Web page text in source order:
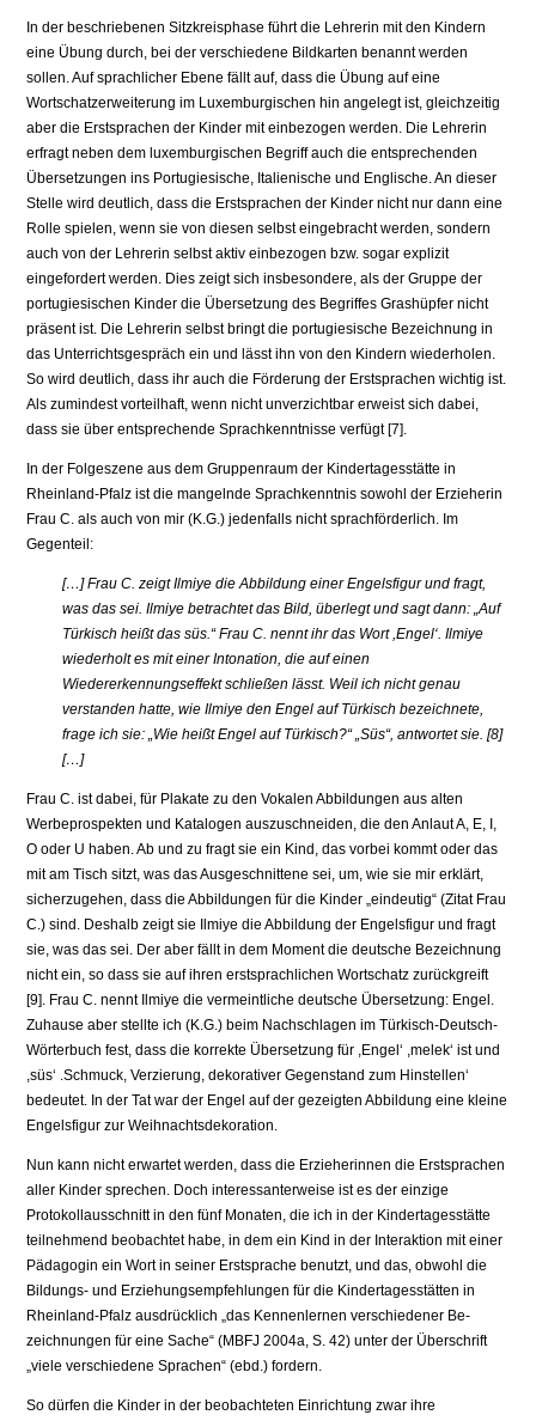
In der beschriebenen Sitzkreisphase führt die Lehrerin mit den Kindern
eine Übung durch, bei der verschiedene Bildkarten benannt werden
sollen. Auf sprachlicher Ebene fällt auf, dass die Übung auf eine
Wortschatzerweiterung im Luxemburgi­schen hin angelegt ist, gleichzeitig
aber die Erstsprachen der Kinder mit einbezogen werden. Die Lehrerin
erfragt neben dem luxemburgischen Begriff auch die entspre­chenden
Übersetzungen ins Portugiesische, Italienische und Englische. An dieser
Stelle wird deutlich, dass die Erstsprachen der Kinder nicht nur dann eine
Rolle spielen, wenn sie von diesen selbst eingebracht werden, sondern
auch von der Leh­rerin selbst aktiv einbezogen bzw. sogar explizit
eingefordert werden. Dies zeigt sich insbesondere, als der Gruppe der
portugiesischen Kinder die Übersetzung des Begriffes Grashüpfer nicht
präsent ist. Die Lehrerin selbst bringt die portugiesische Bezeichnung in
das Unterrichtsgespräch ein und lässt ihn von den Kindern wieder­holen.
So wird deutlich, dass ihr auch die Förderung der Erstsprachen wichtig ist.
Als zumindest vorteilhaft, wenn nicht unverzichtbar erweist sich dabei,
dass sie über entsprechende Sprachkenntnisse verfügt [7].
In der Folgeszene aus dem Gruppenraum der Kindertagesstätte in
Rheinland-Pfalz ist die mangelnde Sprachkenntnis sowohl der Erzieherin
Frau C. als auch von mir (K.G.) jedenfalls nicht sprachförderlich. Im
Gegenteil:
[…] Frau C. zeigt Ilmiye die Abbildung einer Engelsfigur und fragt,
was das sei. Ilmiye betrachtet das Bild, überlegt und sagt dann: „Auf
Türkisch heißt das süs.“ Frau C. nennt ihr das Wort ,Engel‘. Ilmiye
wiederholt es mit einer Intonation, die auf einen
Wiedererkennungseffekt schließen lässt. Weil ich nicht genau
verstanden hatte, wie Ilmiye den Engel auf Türkisch bezeichnete,
frage ich sie: „Wie heißt Engel auf Türkisch?“ „Süs“, antwortet sie. [8]
[…]
Frau C. ist dabei, für Plakate zu den Vokalen Abbildungen aus alten
Werbeprospekten und Katalogen auszuschneiden, die den Anlaut A, E, I,
O oder U haben. Ab und zu fragt sie ein Kind, das vorbei kommt oder das
mit am Tisch sitzt, was das Ausge­schnittene sei, um, wie sie mir erklärt,
sicherzugehen, dass die Abbildungen für die Kinder „eindeutig“ (Zitat Frau
C.) sind. Deshalb zeigt sie Ilmiye die Abbildung der Engelsfigur und fragt
sie, was das sei. Der aber fällt in dem Moment die deutsche Bezeichnung
nicht ein, so dass sie auf ihren erstsprachlichen Wortschatz zurück­greift
[9]. Frau C. nennt Ilmiye die vermeintliche deutsche Übersetzung: Engel.
Zu­hause aber stellte ich (K.G.) beim Nachschlagen im Türkisch-Deutsch-
Wörterbuch fest, dass die korrekte Übersetzung für ,Engel‘ ,melek‘ ist und
,süs‘ .Schmuck, Verzierung, dekorativer Gegenstand zum Hinstellen‘
bedeutet. In der Tat war der Engel auf der gezeigten Abbildung eine kleine
Engelsfigur zur Weihnachtsdekorati­on.
Nun kann nicht erwartet werden, dass die Erzieherinnen die Erstsprachen
aller Kin­der sprechen. Doch interessanterweise ist es der einzige
Protokollausschnitt in den fünf Monaten, die ich in der Kindertagesstätte
teilnehmend beobachtet habe, in dem ein Kind in der Interaktion mit einer
Pädagogin ein Wort in seiner Erstsprache be­nutzt, und das, obwohl die
Bildungs- und Erziehungsempfehlungen für die Kinder­tagesstätten in
Rheinland-Pfalz ausdrücklich „das Kennenlernen verschiedener Be­
zeichnungen für eine Sache“ (MBFJ 2004a, S. 42) unter der Überschrift
„viele ver­schiedene Sprachen“ (ebd.) fordern.
So dürfen die Kinder in der beobachteten Einrichtung zwar ihre